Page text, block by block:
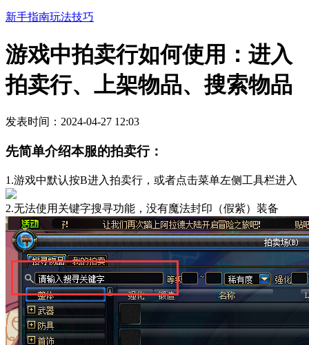
新手指南玩法技巧
游戏中拍卖行如何使用：进入
拍卖行、上架物品、搜索物品
发表时间：2024-04-27 12:03
先简单介绍本服的拍卖行：
1.游戏中默认按B进入拍卖行，或者点击菜单左侧工具栏进入
2.无法使用关键字搜寻功能，没有魔法封印（假紫）装备